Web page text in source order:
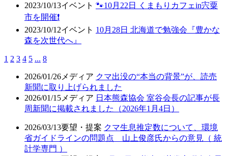
2023/10/13イベント 🐾10月22日 くまもりカフェin宍粟
市を開催❗
2023/10/12イベント 10月28日 北海道で勉強会『豊かな
森を次世代へ』
1 2 3 4 5 ... 8
2026/01/26 メディア クマ出没の“本当の背景”が、読売
新聞に取り上げられました
2026/01/15 メディア 日本熊森協会 室谷会長の記事が長
周新聞に掲載されました（2026年1月4日）
2026/03/13要望・提案 クマ生息推定数について、環境
省ガイドラインの問題点 山上俊彦氏からの意見（ 統
計学専門 ）